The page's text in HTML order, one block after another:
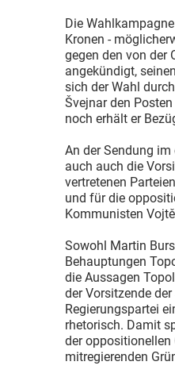
Die
Kronen -
gegen den von der
angekündigt,
sich der Wahl
Švejnar den
noch erhält er
An der Sendung
auch auch die
vertretenen
und für die
Kommunisten
Sowohl Martin
Behauptungen
die Aussagen
der Vorsitzende
Regierungspartei
rhetorisch. Damit
der oppositionellen
mitregierenden